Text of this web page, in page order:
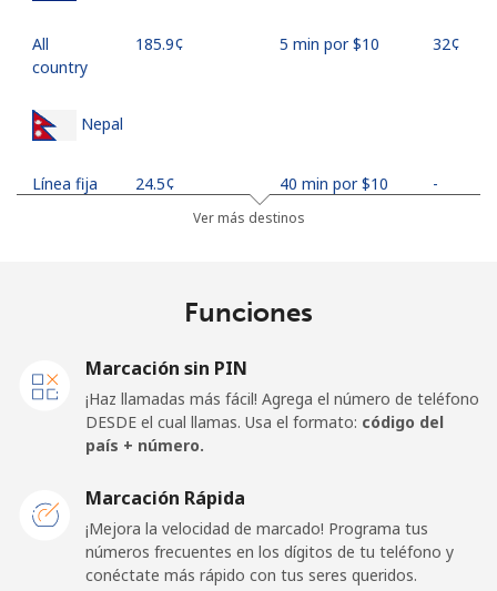
All
country
⁦185.9¢⁩ 5 min por ⁦$10⁩ ⁦32¢⁩
Nepal
Línea fija ⁦24.5¢⁩ 40 min por ⁦$10⁩ -
⁦22.5¢⁩ 44 min por ⁦$10⁩ ⁦13¢⁩
Línea fija ⁦45.5¢⁩ 21 min por ⁦$10⁩
⁦48.9¢⁩ 20 min por ⁦$10⁩
Ver más destinos
Funciones
Marcación sin PIN
¡Haz llamadas más fácil! Agrega el número de teléfono
DESDE el cual llamas. Usa el formato: código del
país + número.
Marcación Rápida
¡Mejora la velocidad de marcado! Programa tus
números frecuentes en los dígitos de tu teléfono y
conéctate más rápido con tus seres queridos.